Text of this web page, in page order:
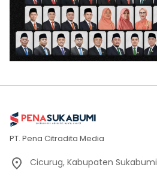
PT. Pena Citradita Media
Cicurug, Kabupaten Sukabumi